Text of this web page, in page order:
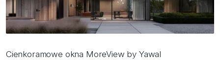
Cienkoramowe okna MoreView by Yawal